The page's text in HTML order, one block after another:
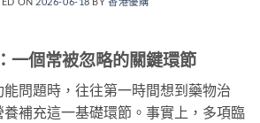
一個常被忽略的關鍵環節
問題時，往往第一時間想到藥物治
補充這一基礎環節。事實上，多項臨